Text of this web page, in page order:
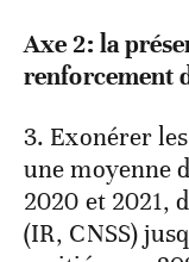
Axe 2: la
renforcement
3. Exonérer
une moyenne
2020 et 2021,
(IR, CNSS)